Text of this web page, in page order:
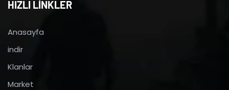
HIZLI LİNKLER
Anasayfa
indir
Klanlar
Market